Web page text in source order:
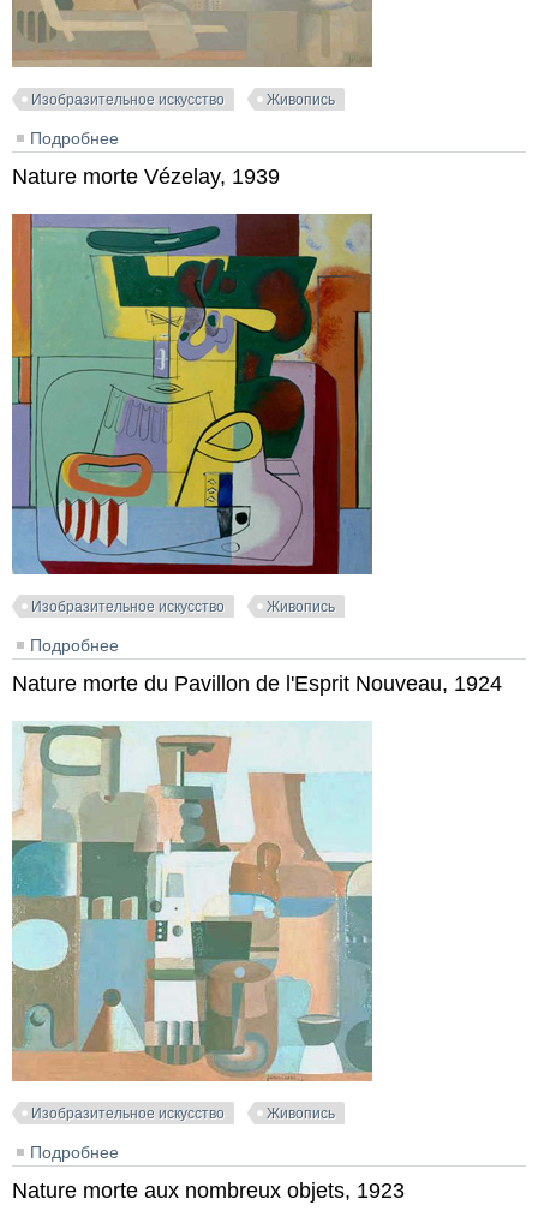
Изобразительное искусство Живопись
Подробнее
Nature morte Vézelay, 1939
Изобразительное искусство Живопись
Подробнее
Nature morte du Pavillon de l'Esprit Nouveau, 1924
Изобразительное искусство Живопись
Подробнее
Nature morte aux nombreux objets, 1923